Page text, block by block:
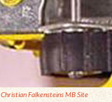
Christian Falkensteins MB Site